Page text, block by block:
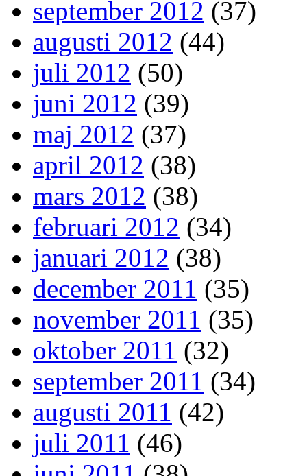
september 2012 (37)
augusti 2012 (44)
juli 2012 (50)
juni 2012 (39)
maj 2012 (37)
april 2012 (38)
mars 2012 (38)
februari 2012 (34)
januari 2012 (38)
december 2011 (35)
november 2011 (35)
oktober 2011 (32)
september 2011 (34)
augusti 2011 (42)
juli 2011 (46)